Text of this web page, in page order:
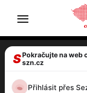
VIDEO:
vodou!
SPokračujte na web
szn.cz
Přihlásit přes